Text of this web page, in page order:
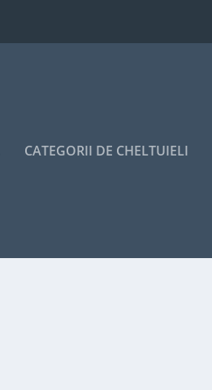
CATEGORII DE CHELTUIELI